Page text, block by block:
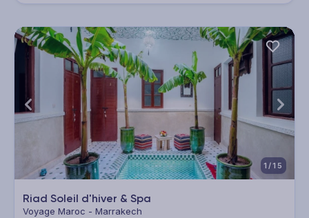
1/15
Riad Soleil d'hiver & Spa
Voyage Maroc - Marrakech